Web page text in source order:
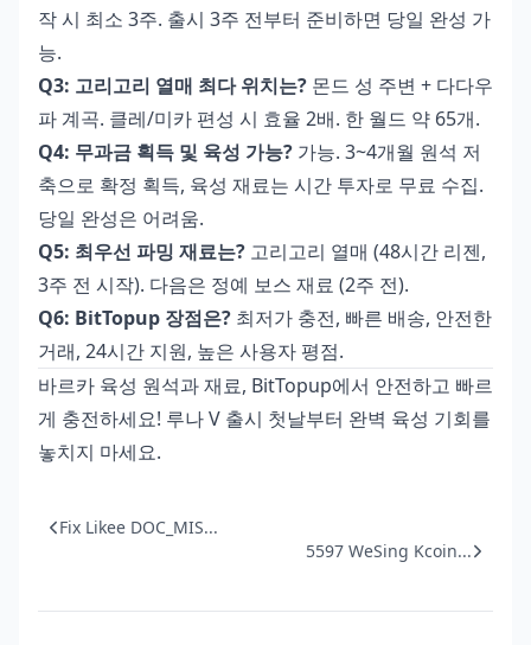
작 시 최소 3주. 출시 3주 전부터 준비하면 당일 완성 가
능.
Q3: 고리고리 열매 최다 위치는? 몬드 성 주변 + 다다우
파 계곡. 클레/미카 편성 시 효율 2배. 한 월드 약 65개.
Q4: 무과금 획득 및 육성 가능? 가능. 3~4개월 원석 저
축으로 확정 획득, 육성 재료는 시간 투자로 무료 수집.
당일 완성은 어려움.
Q5: 최우선 파밍 재료는? 고리고리 열매 (48시간 리젠,
3주 전 시작). 다음은 정예 보스 재료 (2주 전).
Q6: BitTopup 장점은? 최저가 충전, 빠른 배송, 안전한
거래, 24시간 지원, 높은 사용자 평점.
바르카 육성 원석과 재료, BitTopup에서 안전하고 빠르
게 충전하세요! 루나 V 출시 첫날부터 완벽 육성 기회를
놓치지 마세요.
Fix Likee DOC_MIS...
5597 WeSing Kcoin...